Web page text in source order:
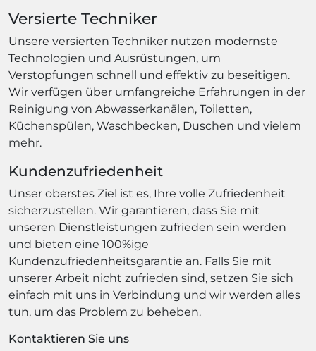
Versierte Techniker
Unsere versierten Techniker nutzen modernste
Technologien und Ausrüstungen, um
Verstopfungen schnell und effektiv zu beseitigen.
Wir verfügen über umfangreiche Erfahrungen in der
Reinigung von Abwasserkanälen, Toiletten,
Küchenspülen, Waschbecken, Duschen und vielem
mehr.
Kundenzufriedenheit
Unser oberstes Ziel ist es, Ihre volle Zufriedenheit
sicherzustellen. Wir garantieren, dass Sie mit
unseren Dienstleistungen zufrieden sein werden
und bieten eine 100%ige
Kundenzufriedenheitsgarantie an. Falls Sie mit
unserer Arbeit nicht zufrieden sind, setzen Sie sich
einfach mit uns in Verbindung und wir werden alles
tun, um das Problem zu beheben.
Kontaktieren Sie uns